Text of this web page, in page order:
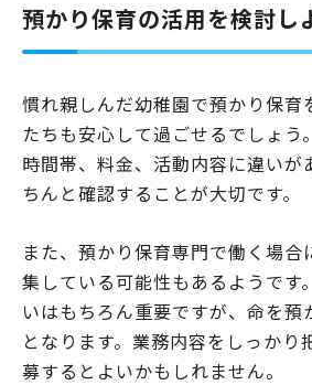
物を繋ぐコミュニケーションツールのこ
た保育士さんのシフト作成・出勤管理、
預かり保育の活用を検討し
慣れ親しんだ幼稚園で預かり保育
たちも安心して過ごせるでしょう
時間帯、料金、活動内容に違いが
ちんと確認することが大切です。
また、預かり保育専門で働く場
集している可能性もあるようです
いはもちろん重要ですが、命を預
となります。業務内容をしっかり
募するとよいかもしれません。